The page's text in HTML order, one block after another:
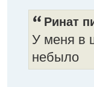
Ринат
У меня в
небыло